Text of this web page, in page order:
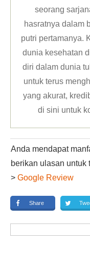
seorang
hasratnya dalam
putri pertamanya.
dunia kesehatan
diri dalam dunia
untuk terus
yang akurat,
di sini untuk
Anda mendapat
berikan ulasan untuk
> Google Review
Share